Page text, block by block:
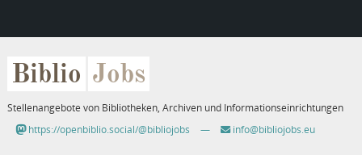
Biblio Jobs
Stellenangebote von Bibliotheken, Archiven und Informationseinrichtungen
https://openbiblio.social/@bibliojobs
— info@bibliojobs.eu